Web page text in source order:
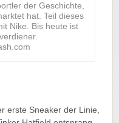
der Geschichte,
hat. Teil dieses
Nike. Bis heute ist
erste Sneaker der Linie,